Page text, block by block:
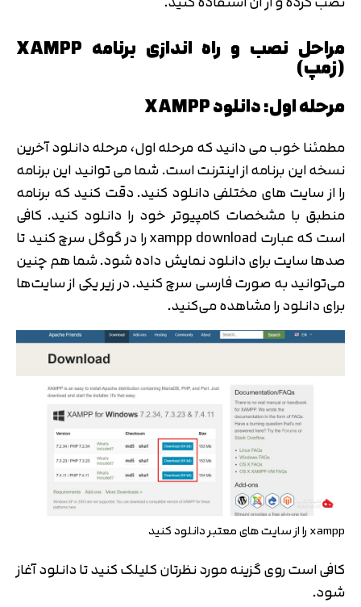
مراحل نصب و راه اندازی برنامه XAMPP
(زمپ)
مرحله اول: دانلود XAMPP
مطمئنا خوب می دانید که مرحله اول، مرحله دانلود آخرین
نسخه این برنامه از اینترنت است. شما می توانید این برنامه
را از سایت های مختلفی دانلود کنید. دقت کنید که برنامه
منطبق با مشخصات کامپیوتر خود را دانلود کنید. کافی
است که عبارت xampp download را در گوگل سرچ کنید تا
صدها سایت برای دانلود نمایش داده شود. شما هم چنین
می‌توانید به صورت فارسی سرچ کنید. در زیر یکی از سایت‌ها
برای دانلود را مشاهده می‌کنید.
xampp را از سایت های معتبر دانلود کنید
کافی است روی گزینه مورد نظرتان کلیلک کنید تا دانلود آغاز
شود.